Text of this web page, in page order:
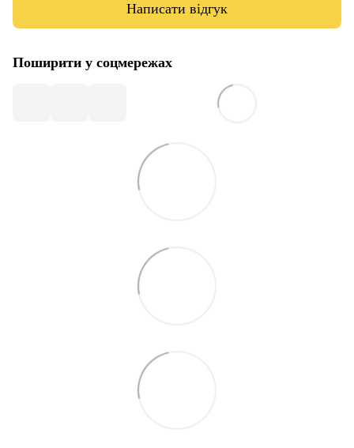
Написати відгук
Поширити у соцмережах